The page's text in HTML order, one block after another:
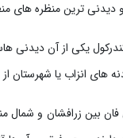
و دیدنی ترین منظره های
یکی از آن دیدنی
های انزاب یا شهرستان
بین زرافشان و شمال